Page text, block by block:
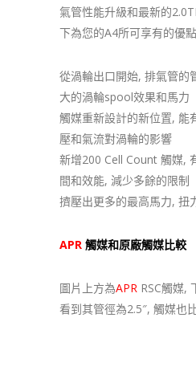
氣管性能升級和最新的
下為您的A4所可享有的優
從渦輪出口開始, 排氣管的
大的渦輪spool效果和馬力
觸媒重新設計的新位置, 能
壓和氣流對渦輪的影響
新增200 Cell Count 觸媒,
間和效能, 減少多餘的限制
擠壓出更多的最高馬力, 扭
APR 觸媒和原廠觸媒比較
圖片上方為APR RSC觸媒,
看到其管徑為2.5″, 觸媒也